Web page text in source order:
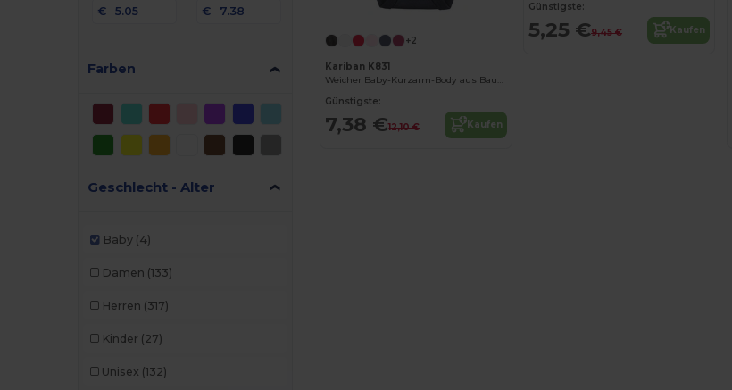
€
€
Farben
Geschlecht - Alter
Baby (4)
Damen (133)
Herren (317)
Kinder (27)
Unisex (132)
+2
Kariban K831
Weicher Baby-Kurzarm-Body aus Baumwolle
Günstigste:
7,38 €12,10 € Kaufen
Günstigste:
5,25 €9,45 € Kaufen